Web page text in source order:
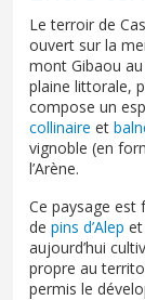
Le terroir de
ouvert sur la
mont Gibaou
plaine littorale,
compose un
collinaire et
vignoble (en
l’Arène.
Ce paysage est
de pins d’Alep
aujourd’hui
propre au
permis le